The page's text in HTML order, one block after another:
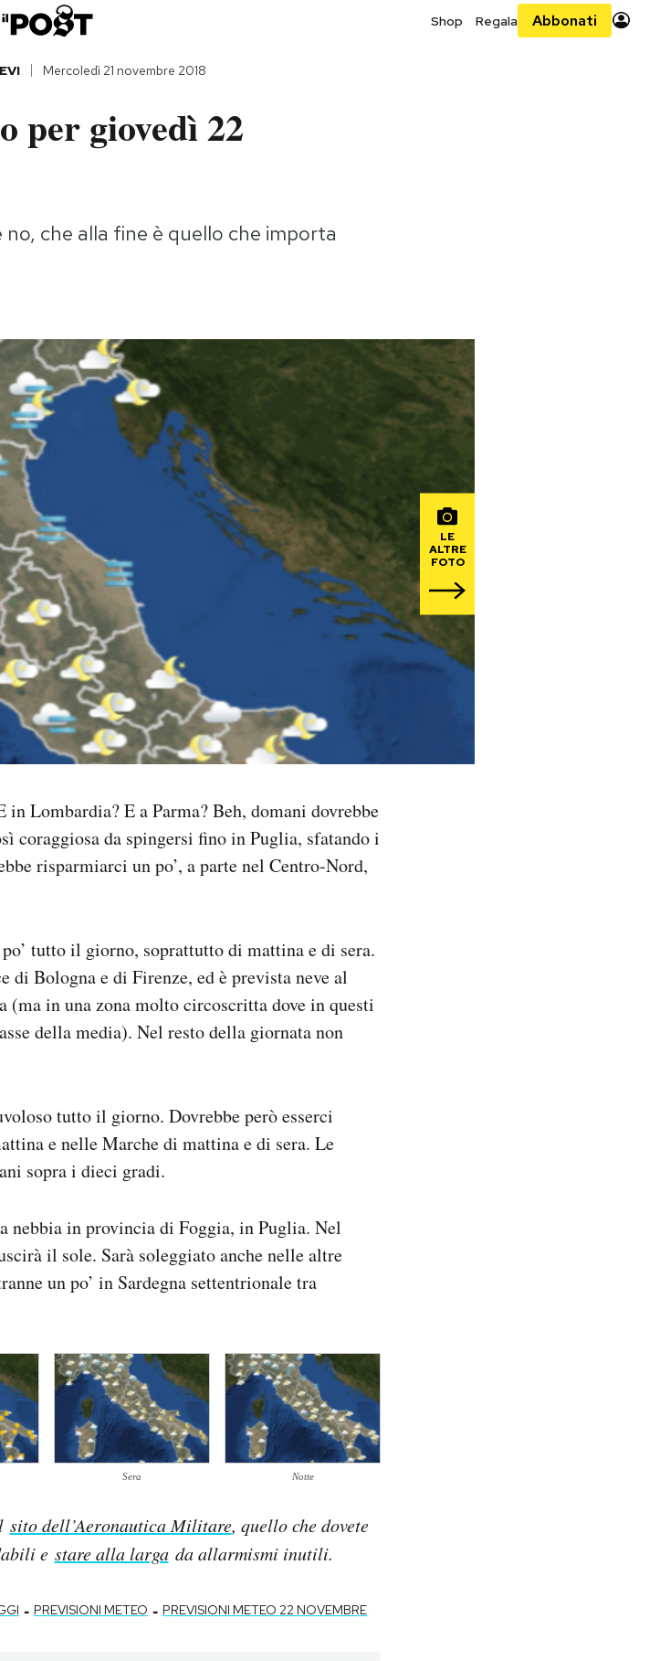
Shop Regala Abbonati
Mercoledì 21 novembre 2018
per giovedì 22
che alla fine è quello che importa
LE
ALTRE
FOTO
in Lombardia? E a Parma? Beh, domani dovrebbe
coraggiosa da spingersi fino in Puglia, sfatando i
risparmiarci un po’, a parte nel Centro-Nord,
tutto il giorno, soprattutto di mattina e di sera.
Bologna e di Firenze, ed è prevista neve al
(ma in una zona molto circoscritta dove in questi
della media). Nel resto della giornata non
tutto il giorno. Dovrebbe però esserci
e nelle Marche di mattina e di sera. Le
sopra i dieci gradi.
nebbia in provincia di Foggia, in Puglia. Nel
il sole. Sarà soleggiato anche nelle altre
un po’ in Sardegna settentrionale tra
Sera Notte
sito dell’Aeronautica Militare, quello che dovete
e stare alla largada allarmismi inutili.
- PREVISIONI METEO - PREVISIONI METEO 22 NOVEMBRE